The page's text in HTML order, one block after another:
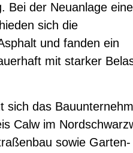
Bei der Neuanlage
sich die
und fanden ein
mit starker
sich das
Calw im
sowie Garten-